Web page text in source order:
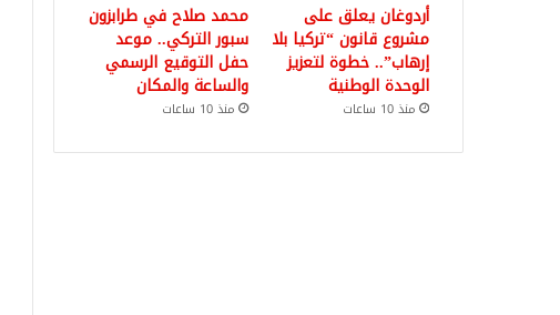
أردوغان يعلق على
مشروع قانون “تركيا بلا
إرهاب”.. خطوة لتعزيز
الوحدة الوطنية
منذ 10 ساعات
محمد صلاح في طرابزون
سبور التركي.. موعد
حفل التوقيع الرسمي
والساعة والمكان
منذ 10 ساعات